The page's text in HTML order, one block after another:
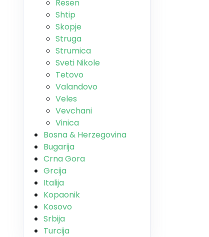
Resen
Shtip
Skopje
Struga
Strumica
Sveti Nikole
Tetovo
Valandovo
Veles
Vevchani
Vinica
Bosna & Herzegovina
Bugarija
Crna Gora
Grcija
Italija
Kopaonik
Kosovo
Srbija
Turcija